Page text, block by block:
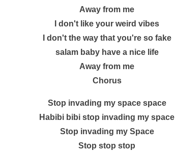
Away from me
I don't like your weird vibes
I don't the way that you're so fake
salam baby have a nice life
Away from me
Chorus
Stop invading my space space
Habibi bibi stop invading my space
Stop invading my Space
Stop stop stop